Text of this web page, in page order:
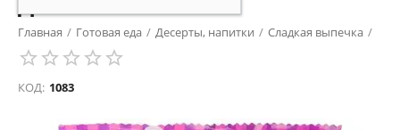
Главная / Готовая еда / Десерты, напитки / Сладкая выпечка /
КОД: 1083